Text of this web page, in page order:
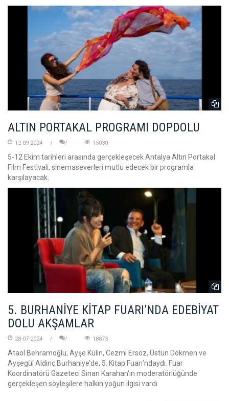
ALTIN PORTAKAL PROGRAMI DOPDOLU
12-09-2024 15030
5-12 Ekim tarihleri arasında gerçekleşecek Antalya Altın Portakal
Film Festivali, sinemaseverleri mutlu edecek bir programla
karşılayacak.
5. BURHANİYE KİTAP FUARI’NDA EDEBİYAT
DOLU AKŞAMLAR
28-07-2024 18873
Ataol Behramoğlu, Ayşe Külin, Cezmi Ersöz, Üstün Dökmen ve
Ayşegül Aldinç Burhaniye’de, 5. Kitap Fuarı’ndaydı. Fuar
Koordinatörü Gazeteci Sinan Karahan'ın moderatörlüğünde
gerçekleşen söyleşilere halkın yoğun ilgisi vardı